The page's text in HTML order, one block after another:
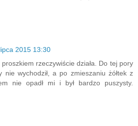
2015 13:30
rzeczywiście działa. Do tej pory
nie wychodził, a po zmieszaniu żółtek z
nie opadł mi i był bardzo puszysty.